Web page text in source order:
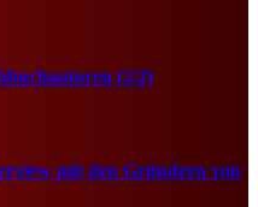
(2/2)
mit den Gründern von